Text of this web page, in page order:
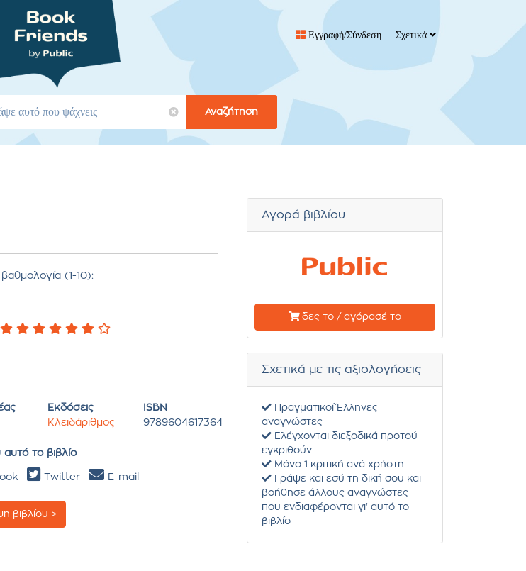
Εγγραφή/Σύνδεση Σχετικά
Αναζήτηση
(1-10):
Εκδόσεις
Κλειδάριθμος
ISBN
9789604617364
το βιβλίο
Twitter E-mail
βιβλίου >
Αγορά βιβλίου
δες το / αγόρασέ το
Σχετικά με τις αξιολογήσεις
Πραγματικοί Έλληνες
αναγνώστες
Ελέγχονται διεξοδικά προτού
εγκριθούν
Μόνο 1 κριτική ανά χρήστη
Γράψε και εσύ τη δική σου και
βοήθησε άλλους αναγνώστες
που ενδιαφέρονται γι' αυτό το
βιβλίο